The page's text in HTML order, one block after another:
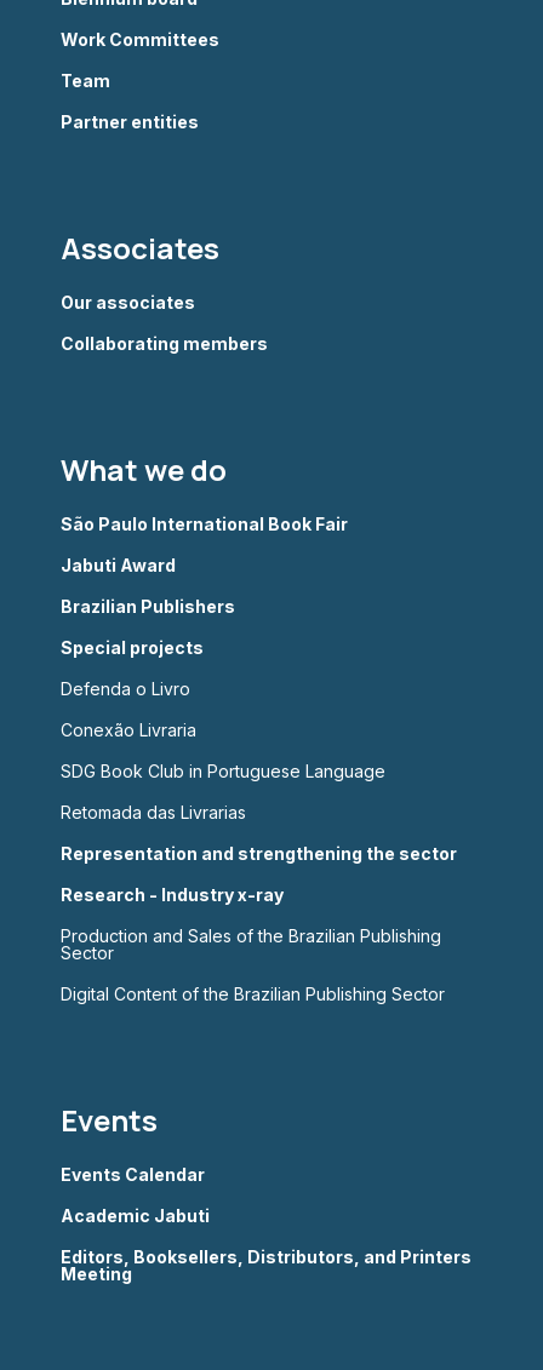
Work Committees
Team
Partner entities
Associates
Our associates
Collaborating members
What we do
São Paulo International Book Fair
Jabuti Award
Brazilian Publishers
Special projects
Defenda o Livro
Conexão Livraria
SDG Book Club in Portuguese Language
Retomada das Livrarias
Representation and strengthening the sector
Research - Industry x-ray
Production and Sales of the Brazilian Publishing
Sector
Digital Content of the Brazilian Publishing Sector
Events
Events Calendar
Academic Jabuti
Editors, Booksellers, Distributors, and Printers
Meeting